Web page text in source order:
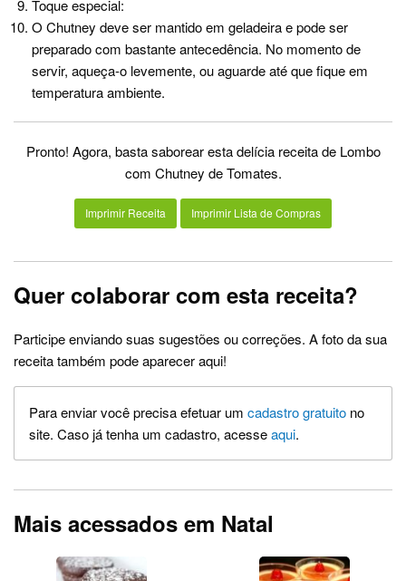
Toque especial:
O Chutney deve ser mantido em geladeira e pode ser
preparado com bastante antecedência. No momento de
servir, aqueça-o levemente, ou aguarde até que fique em
temperatura ambiente.
Pronto! Agora, basta saborear esta delícia receita de Lombo
com Chutney de Tomates.
Imprimir Receita Imprimir Lista de Compras
Quer colaborar com esta receita?
Participe enviando suas sugestões ou correções. A foto da sua
receita também pode aparecer aqui!
Para enviar você precisa efetuar um cadastro gratuito no
site. Caso já tenha um cadastro, acesseaqui.
Mais acessados em Natal